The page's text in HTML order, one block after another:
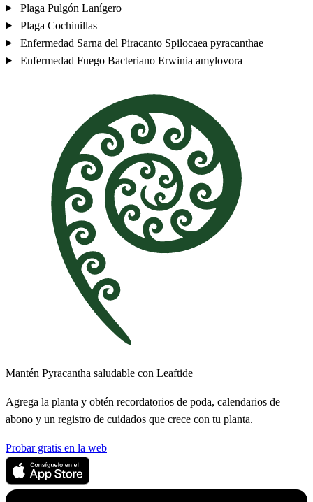
Plaga Pulgón Lanígero
Plaga Cochinillas
Enfermedad Sarna del Piracanto Spilocaea pyracanthae
Enfermedad Fuego Bacteriano Erwinia amylovora
Mantén Pyracantha saludable con Leaftide
Agrega la planta y obtén recordatorios de poda, calendarios de
abono y un registro de cuidados que crece con tu planta.
Probar gratis en la web